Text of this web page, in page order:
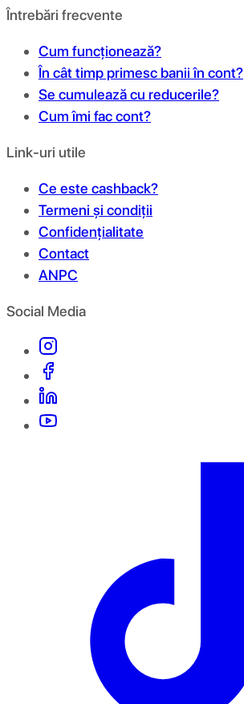
Întrebări frecvente
Cum funcționează?
În cât timp primesc banii în cont?
Se cumulează cu reducerile?
Cum îmi fac cont?
Link-uri utile
Ce este cashback?
Termeni și condiții
Confidențialitate
Contact
ANPC
Social Media